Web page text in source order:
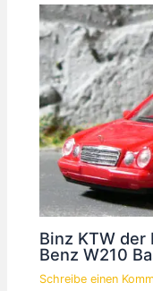
Binz KTW
Benz W210
Schreibe einen